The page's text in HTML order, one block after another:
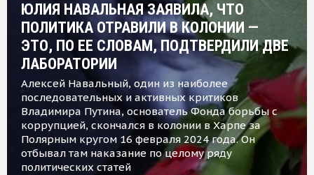
ЮЛИЯ НАВАЛЬНАЯ ЗАЯВИЛА, ЧТО
ПОЛИТИКА ОТРАВИЛИ В КОЛОНИИ —
ЭТО, ПО ЕЕ СЛОВАМ, ПОДТВЕРДИЛИ ДВЕ
ЛАБОРАТОРИИ
Алексей Навальный, один из наиболее
последовательных и активных критиков
Владимира Путина, основатель Фонда борьбы с
коррупцией, скончался в колонии в Харпе за
Полярным кругом 16 февраля 2024 года. Он
отбывал там наказание по целому ряду
политических статей